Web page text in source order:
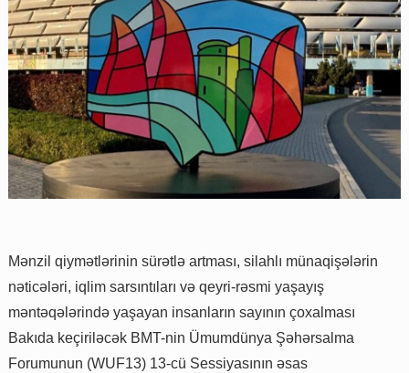
Mənzil qiymətlərinin sürətlə artması, silahlı münaqişələrin
nəticələri, iqlim sarsıntıları və qeyri-rəsmi yaşayış
məntəqələrində yaşayan insanların sayının çoxalması
Bakıda keçiriləcək BMT-nin Ümumdünya Şəhərsalma
Forumunun (WUF13) 13-cü Sessiyasının əsas